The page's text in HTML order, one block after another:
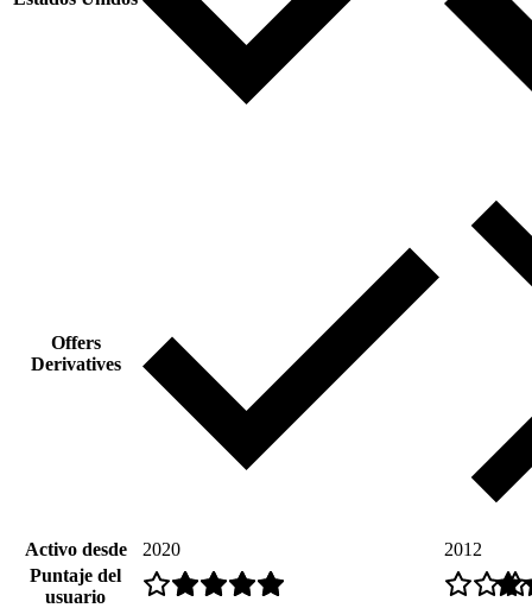
Offers
Derivatives
Activo desde 2020
2012
Puntaje del
usuario